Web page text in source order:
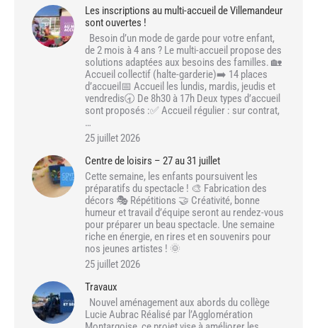
Les inscriptions au multi-accueil de Villemandeur
sont ouvertes !
Besoin d’un mode de garde pour votre enfant,
de 2 mois à 4 ans ? Le multi-accueil propose des
solutions adaptées aux besoins des familles. 🏡
Accueil collectif (halte-garderie)➡️ 14 places
d’accueil📅 Accueil les lundis, mardis, jeudis et
vendredis🕣 De 8h30 à 17h Deux types d’accueil
sont proposés :✅ Accueil régulier : sur contrat,
…
25 juillet 2026
Centre de loisirs – 27 au 31 juillet
Cette semaine, les enfants poursuivent les
préparatifs du spectacle ! 🎨 Fabrication des
décors 🎭 Répétitions 🤝 Créativité, bonne
humeur et travail d’équipe seront au rendez-vous
pour préparer un beau spectacle. Une semaine
riche en énergie, en rires et en souvenirs pour
nos jeunes artistes ! 🌞
25 juillet 2026
Travaux
Nouvel aménagement aux abords du collège
Lucie Aubrac Réalisé par l’Agglomération